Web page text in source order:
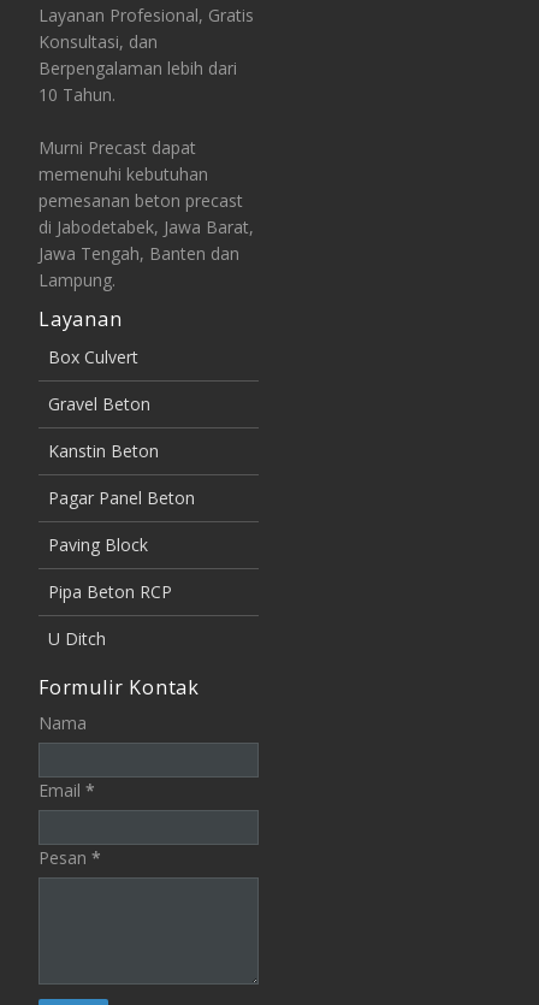
Layanan Profesional, Gratis
Konsultasi, dan
Berpengalaman lebih dari
10 Tahun.
Murni Precast dapat
memenuhi kebutuhan
pemesanan beton precast
di Jabodetabek, Jawa Barat,
Jawa Tengah, Banten dan
Lampung.
Layanan
Box Culvert
Gravel Beton
Kanstin Beton
Pagar Panel Beton
Paving Block
Pipa Beton RCP
U Ditch
Formulir Kontak
Nama
Email *
Pesan *